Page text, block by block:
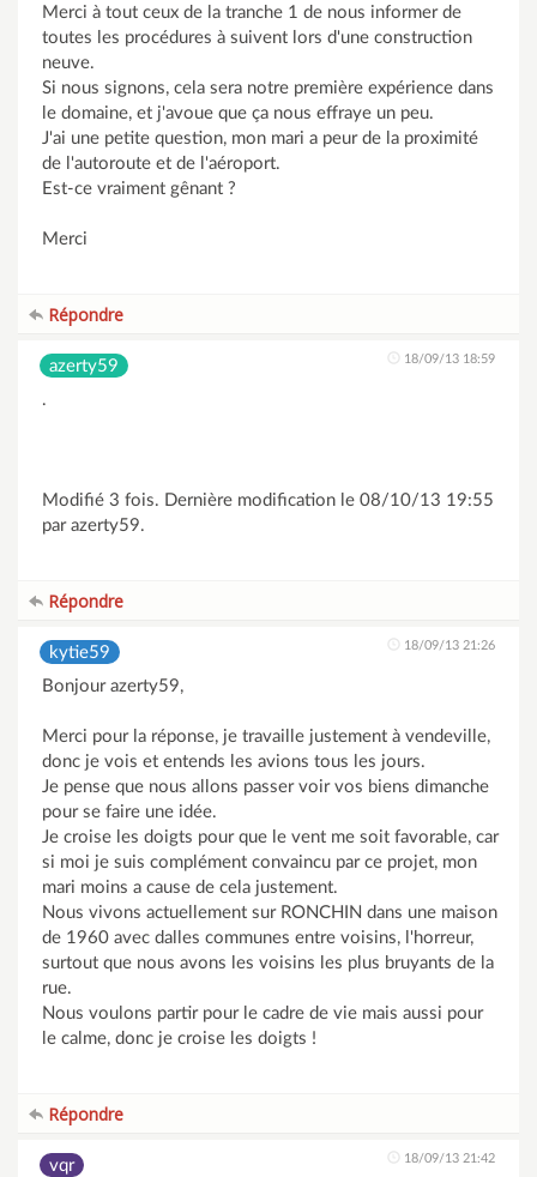
Merci à tout ceux de la tranche 1 de nous informer de
toutes les procédures à suivent lors d'une construction
neuve.
Si nous signons, cela sera notre première expérience dans
le domaine, et j'avoue que ça nous effraye un peu.
J'ai une petite question, mon mari a peur de la proximité
de l'autoroute et de l'aéroport.
Est-ce vraiment gênant ?
Merci
Répondre
azerty59 18/09/13 18:59
.
Modifié 3 fois. Dernière modification le 08/10/13 19:55
par azerty59.
Répondre
kytie59 18/09/13 21:26
Bonjour azerty59,
Merci pour la réponse, je travaille justement à vendeville,
donc je vois et entends les avions tous les jours.
Je pense que nous allons passer voir vos biens dimanche
pour se faire une idée.
Je croise les doigts pour que le vent me soit favorable, car
si moi je suis complément convaincu par ce projet, mon
mari moins a cause de cela justement.
Nous vivons actuellement sur RONCHIN dans une maison
de 1960 avec dalles communes entre voisins, l'horreur,
surtout que nous avons les voisins les plus bruyants de la
rue.
Nous voulons partir pour le cadre de vie mais aussi pour
le calme, donc je croise les doigts !
Répondre
vqr 18/09/13 21:42